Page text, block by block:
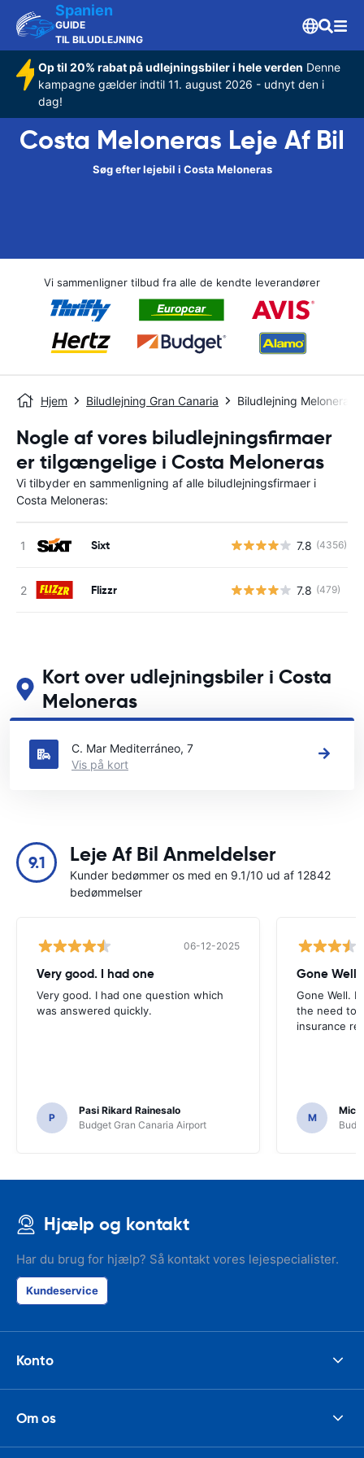
Spanien
GUIDE
TIL BILUDLEJNING
Op til 20% rabat på udlejningsbiler i hele verden Denne
kampagne gælder indtil 11. august 2026 - udnyt den i
dag!
Costa Meloneras Leje Af Bil
Søg efter lejebil i Costa Meloneras
Vi sammenligner tilbud fra alle de kendte leverandører
Hjem Biludlejning Gran Canaria Biludlejning Meloneras
Nogle af vores biludlejningsfirmaer
er tilgængelige i Costa Meloneras
Vi tilbyder en sammenligning af alle biludlejningsfirmaer i
Costa Meloneras:
Sixt 7.8 (4356)
Flizzr 7.8 (479)
Kort over udlejningsbiler i Costa
Meloneras
Se vores vigtigste biludlejningssteder i Costa Meloneras
C. Mar Mediterráneo, 7
Vis på kort
9.1 Leje Af Bil Anmeldelser
Kunder bedømmer os med en 9.1/10 ud af 12842
bedømmelser
06-12-2025
Very good. I had one
Very good. I had one question which
was answered quickly.
P
Pasi Rikard Rainesalo
Budget Gran Canaria Airport
Gone
Gone Well. I
the need to
insurance
M
Hjælp og kontakt
Har du brug for hjælp? Så kontakt vores lejespecialister.
Kundeservice
Konto
Om os